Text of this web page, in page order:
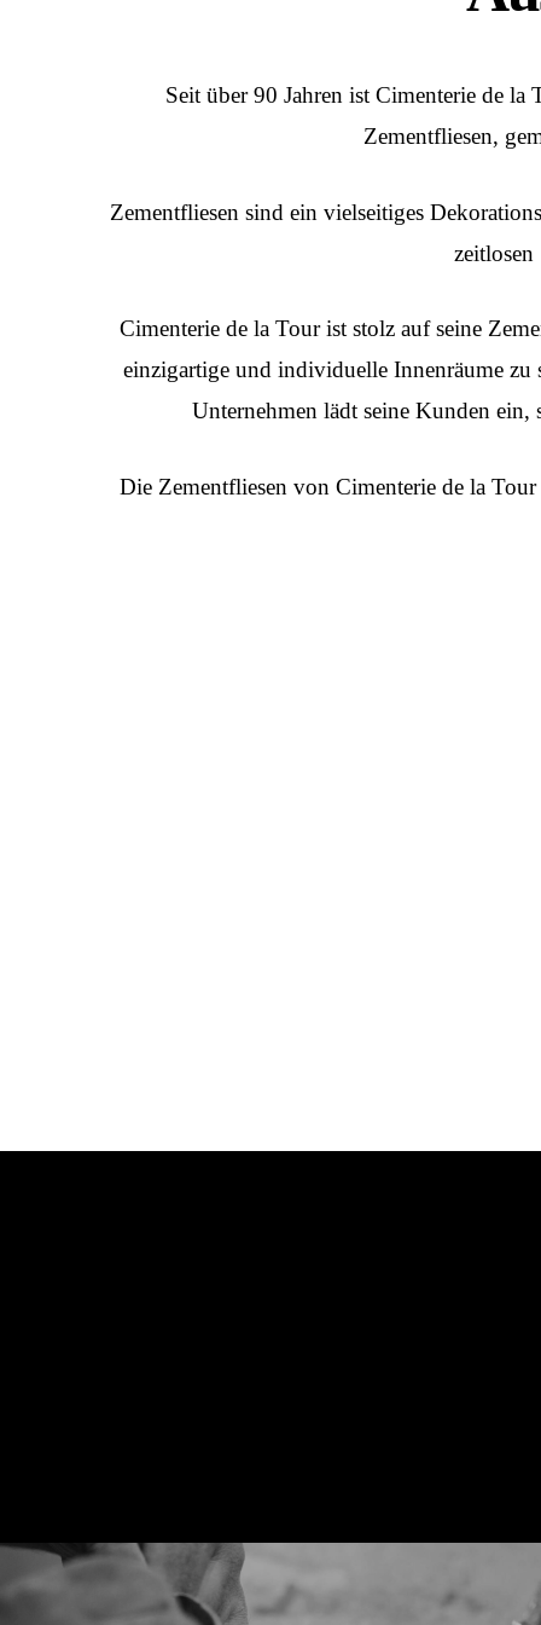
Seit über 90 Jahren ist Cimenterie de
Zementfliesen,
Zementfliesen sind ein vielseitiges
Cimenterie de la Tour ist stolz auf seine
einzigartige und individuelle Innenräume
Unternehmen lädt seine Kunden ein,
Die Zementfliesen von Cimenterie de la